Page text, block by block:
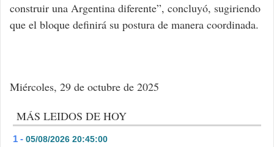
construir una Argentina diferente”, concluyó, sugiriendo
que el bloque definirá su postura de manera coordinada.
Miércoles, 29 de octubre de 2025
MÁS LEIDOS DE HOY
1 - 05/08/2026 20:45:00